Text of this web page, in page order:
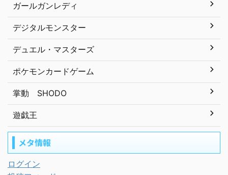
ガールガンレディ
デジタルモンスター
デュエル・マスターズ
ポケモンカードゲーム
掌動 SHODO
遊戯王
メタ情報
ログイン